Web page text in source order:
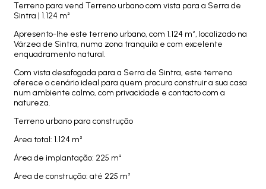
Terreno para vend Terreno urbano com vista para a Serra de
Sintra | 1.124 m²
Apresento-lhe este terreno urbano, com 1.124 m², localizado na
Várzea de Sintra, numa zona tranquila e com excelente
enquadramento natural.
Com vista desafogada para a Serra de Sintra, este terreno
oferece o cenário ideal para quem procura construir a sua casa
num ambiente calmo, com privacidade e contacto com a
natureza.
Terreno urbano para construção
Área total: 1.124 m²
Área de implantação: 225 m²
Área de construção: até 225 m²